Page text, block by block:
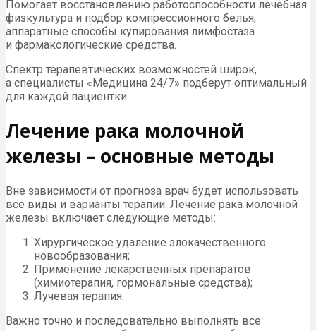
Помогает восстановлению работоспособности лечебная
физкультура и подбор компрессионного белья,
аппаратные способы купирования лимфостаза
и фармакологические средства.
Спектр терапевтических возможностей широк,
а специалисты «Медицина 24/7» подберут оптимальный
для каждой пациентки.
Лечение рака молочной
железы – основные методы
Вне зависимости от прогноза врач будет использовать
все виды и варианты терапии. Лечение рака молочной
железы включает следующие методы:
Хирургическое удаление злокачественного
новообразования;
Применение лекарственных препаратов
(химиотерапия, гормональные средства);
Лучевая терапия.
Важно точно и последовательно выполнять все